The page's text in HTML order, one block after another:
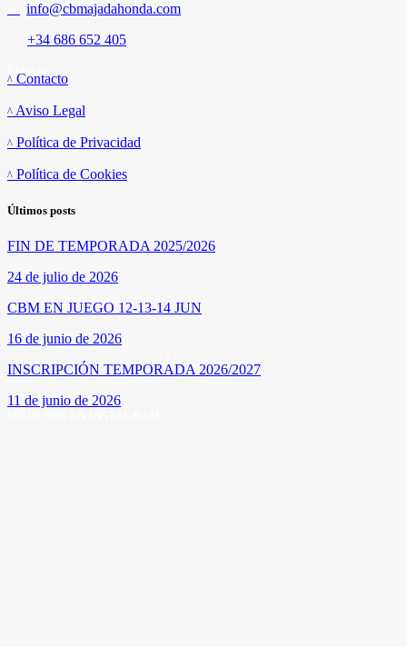
info@cbmajadahonda.com
+34 686 652 405
Contacto
Aviso Legal
Política de Privacidad
Política de Cookies
Últimos posts
FIN DE TEMPORADA 2025/2026
24 de julio de 2026
CBM EN JUEGO 12-13-14 JUN
16 de junio de 2026
INSCRIPCIÓN TEMPORADA 2026/2027
11 de junio de 2026